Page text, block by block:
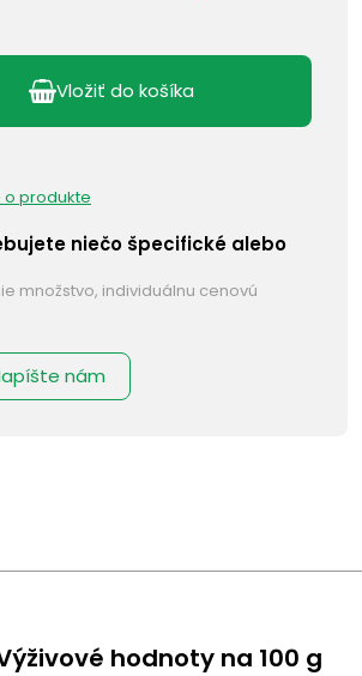
Vložiť do košíka
produkte
niečo špecifické alebo
množstvo, individuálnu cenovú
nám
​​hodnoty na 100 g